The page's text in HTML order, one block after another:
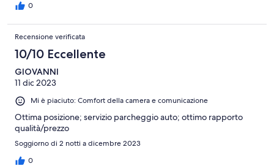
0
Recensione verificata
10/10 Eccellente
GIOVANNI
11 dic 2023
Mi è piaciuto: Comfort della camera e comunicazione
Ottima posizione; servizio parcheggio auto; ottimo rapporto
qualità/prezzo
Soggiorno di 2 notti a dicembre 2023
0